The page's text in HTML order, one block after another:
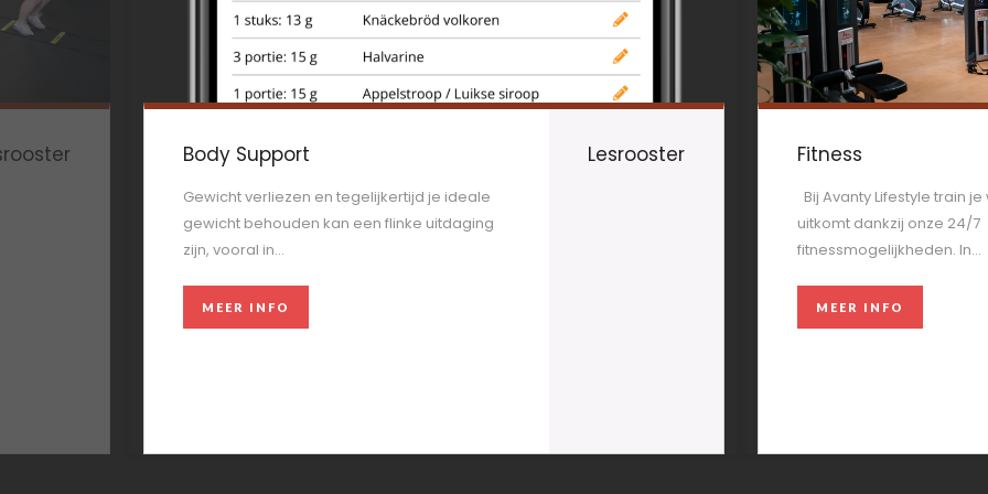
Lesrooster
Body Support
Gewicht verliezen en tegelijkertijd je ideale
gewicht behouden kan een flinke uitdaging
zijn, vooral in...
MEER INFO
Fitness
Bij Avanty Lifestyle train
uitkomt dankzij onze 24/7
fitnessmogelijkheden. In...
MEER INFO